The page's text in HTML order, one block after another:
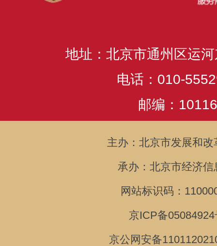
地址：北京市通州区运
电话：010-
邮编：
主办：北京市发展和改
承办：北京市经济信
网站标识码：
京ICP备
京公网安备